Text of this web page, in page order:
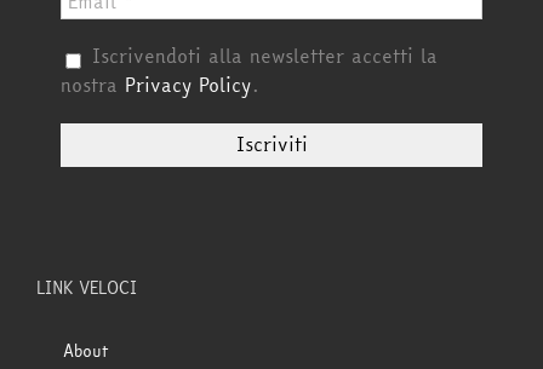
Iscrivendoti alla newsletter accetti la
nostra Privacy Policy.
LINK VELOCI
About